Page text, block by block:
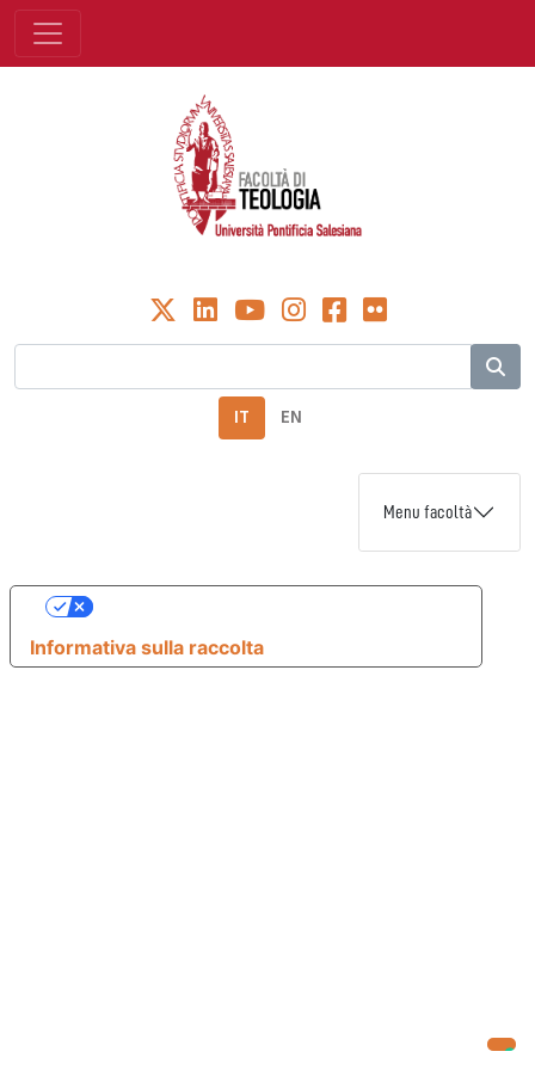
IT EN
Menu facoltà
Informativa sulla raccolta
Le tue preferenze relative alla privacy